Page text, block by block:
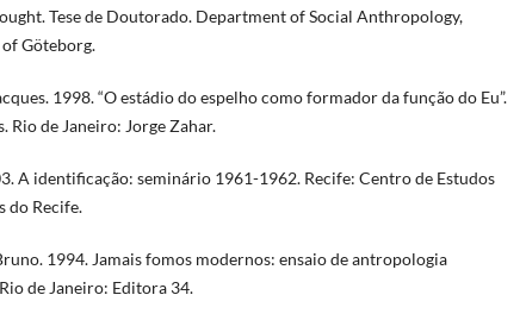
Tese de Doutorado. Department of Social Anthropology,
Göteborg.
1998. “O estádio do espelho como formador da função do Eu”.
Rio de Janeiro: Jorge Zahar.
A identificação: seminário 1961-1962. Recife: Centro de Estudos
do Recife.
1994. Jamais fomos modernos: ensaio de antropologia
de Janeiro: Editora 34.